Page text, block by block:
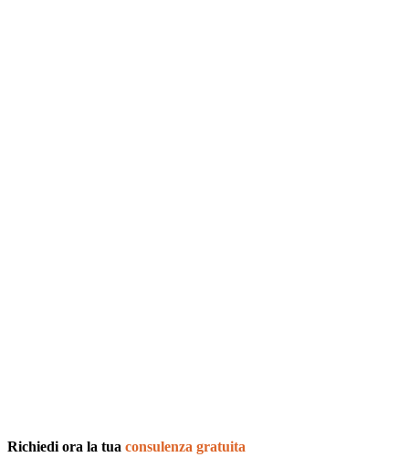
Richiedi ora la tua consulenza gratuita